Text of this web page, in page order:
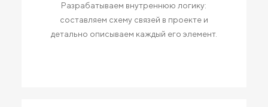
Разрабатываем внутреннюю логику:
составляем схему связей в проекте и
детально описываем каждый его элемент.